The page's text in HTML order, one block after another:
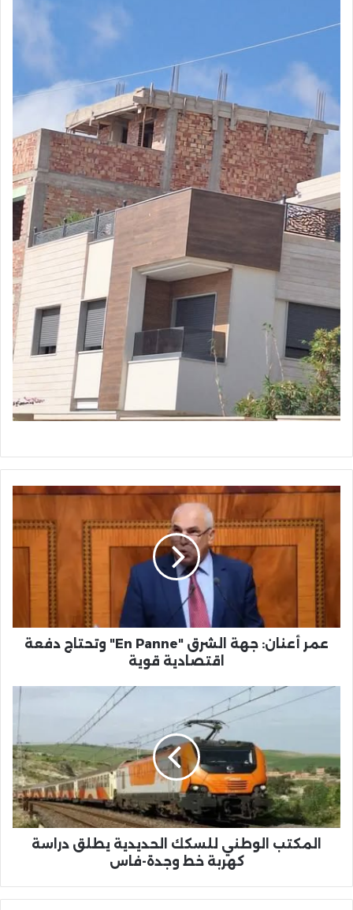
عمر
جهة
الشرق
وتحتاج
دفعة
اقتصادية
قوية
عمر أعنان: جهة الشرق "En Panne" وتحتاج دفعة
اقتصادية قوية
المكتب
يطلق
دراسة
كهربة
خط
وجدة-
المكتب الوطني للسكك الحديدية يطلق دراسة
كهربة خط وجدة-فاس